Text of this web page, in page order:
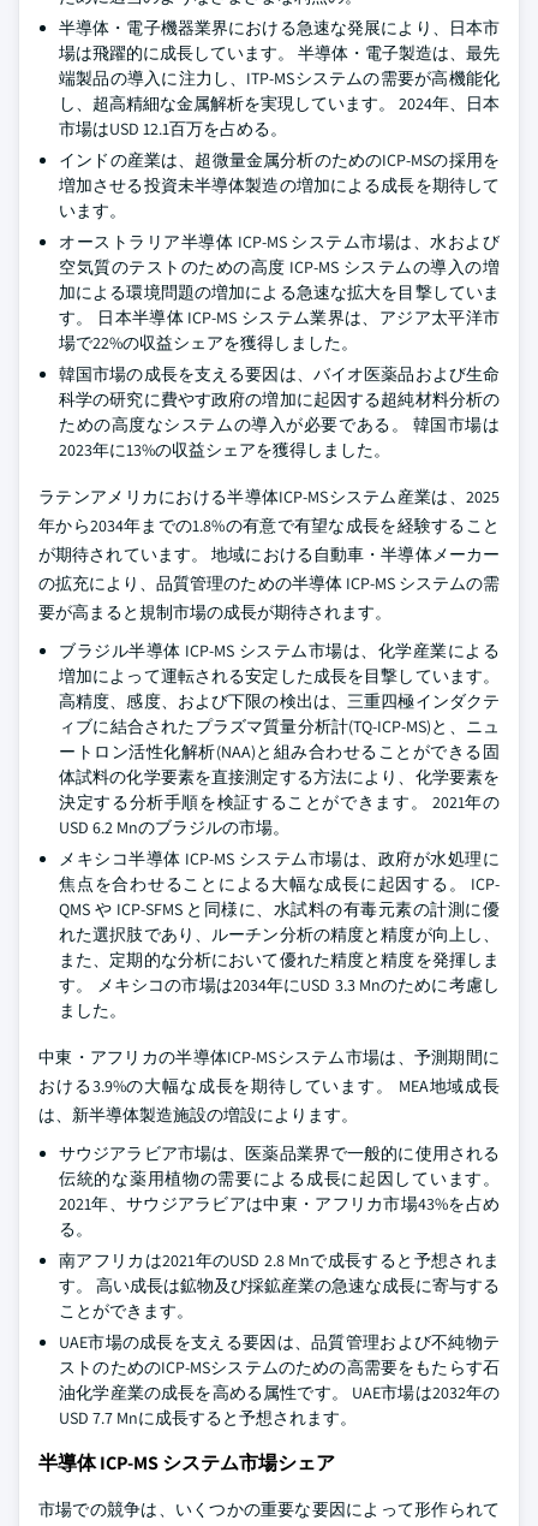
半導体・電子機器業界における急速な発展により、日本市
場は飛躍的に成長しています。 半導体・電子製造は、最先
端製品の導入に注力し、ITP-MSシステムの需要が高機能化
し、超高精細な金属解析を実現しています。 2024年、日本
市場はUSD 12.1百万を占める。
インドの産業は、超微量金属分析のためのICP-MSの採用を
増加させる投資未半導体製造の増加による成長を期待して
います。
オーストラリア半導体 ICP-MS システム市場は、水および
空気質のテストのための高度 ICP-MS システムの導入の増
加による環境問題の増加による急速な拡大を目撃していま
す。 日本半導体 ICP-MS システム業界は、アジア太平洋市
場で22%の収益シェアを獲得しました。
韓国市場の成長を支える要因は、バイオ医薬品および生命
科学の研究に費やす政府の増加に起因する超純材料分析の
ための高度なシステムの導入が必要である。 韓国市場は
2023年に13%の収益シェアを獲得しました。
ラテンアメリカにおける半導体ICP-MSシステム産業は、2025
年から2034年までの1.8%の有意で有望な成長を経験すること
が期待されています。 地域における自動車・半導体メーカー
の拡充により、品質管理のための半導体 ICP-MS システムの需
要が高まると規制市場の成長が期待されます。
ブラジル半導体 ICP-MS システム市場は、化学産業による
増加によって運転される安定した成長を目撃しています。
高精度、感度、および下限の検出は、三重四極インダクテ
ィブに結合されたプラズマ質量分析計(TQ-ICP-MS)と、ニュ
ートロン活性化解析(NAA)と組み合わせることができる固
体試料の化学要素を直接測定する方法により、化学要素を
決定する分析手順を検証することができます。 2021年の
USD 6.2 Mnのブラジルの市場。
メキシコ半導体 ICP-MS システム市場は、政府が水処理に
焦点を合わせることによる大幅な成長に起因する。 ICP-
QMS や ICP-SFMS と同様に、水試料の有毒元素の計測に優
れた選択肢であり、ルーチン分析の精度と精度が向上し、
また、定期的な分析において優れた精度と精度を発揮しま
す。 メキシコの市場は2034年にUSD 3.3 Mnのために考慮し
ました。
中東・アフリカの半導体ICP-MSシステム市場は、予測期間に
おける3.9%の大幅な成長を期待しています。 MEA地域成長
は、新半導体製造施設の増設によります。
サウジアラビア市場は、医薬品業界で一般的に使用される
伝統的な薬用植物の需要による成長に起因しています。
2021年、サウジアラビアは中東・アフリカ市場43%を占め
る。
南アフリカは2021年のUSD 2.8 Mnで成長すると予想されま
す。 高い成長は鉱物及び採鉱産業の急速な成長に寄与する
ことができます。
UAE市場の成長を支える要因は、品質管理および不純物テ
ストのためのICP-MSシステムのための高需要をもたらす石
油化学産業の成長を高める属性です。 UAE市場は2032年の
USD 7.7 Mnに成長すると予想されます。
半導体 ICP-MS システム市場シェア
市場での競争は、いくつかの重要な要因によって形作られて